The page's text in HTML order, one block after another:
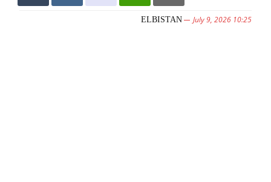
ELBISTAN July 9, 2026 10:25